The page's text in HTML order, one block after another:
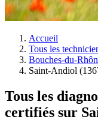
Accueil
Tous les
Bouches-du-
Saint-Andiol
Tous les
certifiés sur